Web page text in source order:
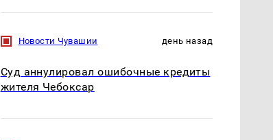
Новости Чувашии день назад
Суд аннулировал ошибочные кредиты
жителя Чебоксар